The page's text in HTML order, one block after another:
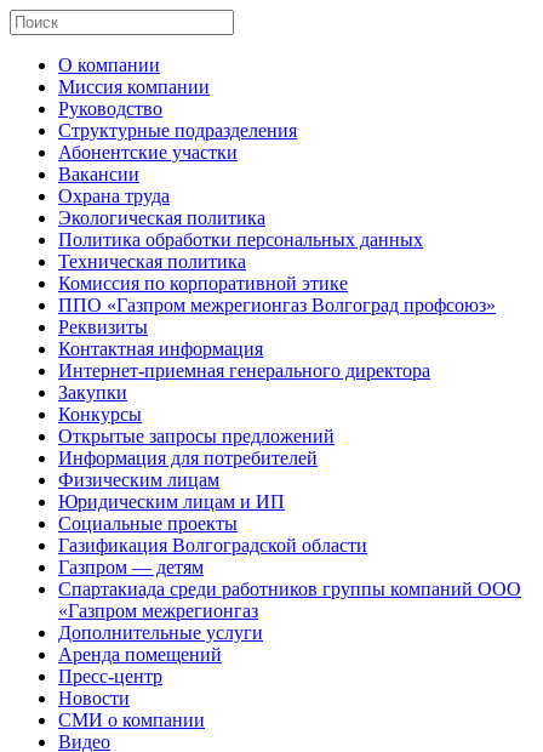
О компании
Миссия компании
Руководство
Структурные подразделения
Абонентские участки
Вакансии
Охрана труда
Экологическая политика
Политика обработки персональных данных
Техническая политика
Комиссия по корпоративной этике
ППО «Газпром межрегионгаз Волгоград профсоюз»
Реквизиты
Контактная информация
Интернет-приемная генерального директора
Закупки
Конкурсы
Открытые запросы предложений
Информация для потребителей
Физическим лицам
Юридическим лицам и ИП
Социальные проекты
Газификация Волгоградской области
Газпром — детям
Спартакиада среди работников группы компаний ООО
«Газпром межрегионгаз
Дополнительные услуги
Аренда помещений
Пресс-центр
Новости
СМИ о компании
Видео